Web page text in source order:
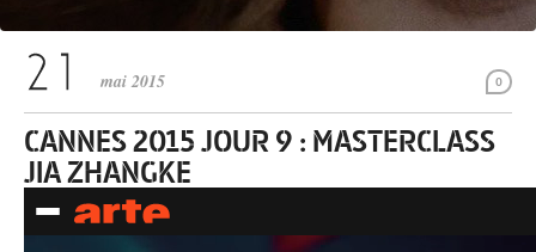
0
mai 2015
CANNES 2015 JOUR 9 : MASTERCLASS
JIA ZHANGKE